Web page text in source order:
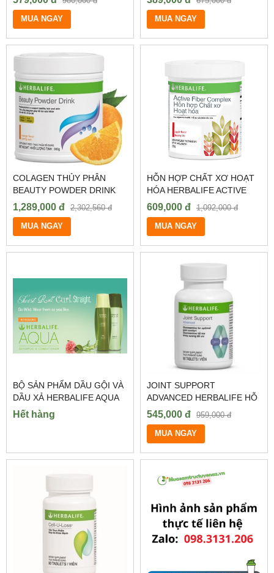
NGỦ, NÂNG CAO TINH
THẦN
MUA NGAY
SỐNG SỐNG ĐẦY NHIỆT
HUYẾT
MUA NGAY
COLAGEN THỦY PHÂN
BEAUTY POWDER DRINK
HERBALIFE CHÍNH HÃNG
1,289,000 đ 2,302,560 đ
MUA NGAY
HỖN HỢP CHẤT XƠ HOẠT
HÓA HERBALIFE ACTIVE
FIBER COMPLEX
609,000 đ 1,092,000 đ
MUA NGAY
BỘ SẢN PHẨM DẦU GỘI VÀ
DẦU XẢ HERBALIFE AQUA
Hết hàng
JOINT SUPPORT
ADVANCED HERBALIFE HỖ
TRỢ XƯƠNG KHỚP
545,000 đ 959,000 đ
MUA NGAY